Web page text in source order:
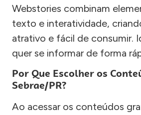
Webstories combinam
texto e interatividade,
atrativo e fácil de consumir.
quer se informar de forma
Por Que Escolher os
Sebrae/PR?
Ao acessar os conteúdos